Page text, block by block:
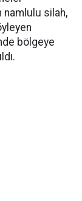
namlulu silah,
bölgeye